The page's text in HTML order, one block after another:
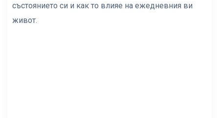
състоянието си и как то влияе на ежедневния ви
живот.